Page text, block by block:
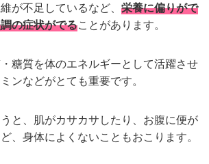
が不足しているなど、 栄養に偏りがで
の症状がでることがあります。
糖質を体のエネルギーとして活躍させ
ンなどがとても重要です。
と、肌がカサカサしたり、お腹に便が
、身体によくないこともおこります。